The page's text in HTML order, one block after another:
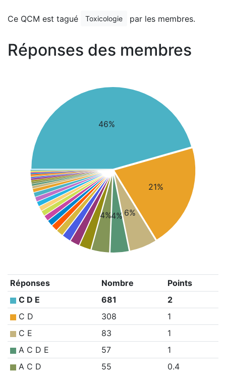
Ce QCM est tagué Toxicologie par les membres.
Réponses des membres
46%
21%
6%
4%
4%
Réponses Nombre
Points
C D E
681
2
C D
308
1
C E
83
1
A C D E
57
1
A C D
55
0.4